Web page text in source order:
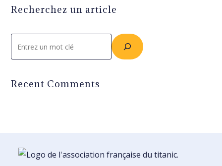
Recherchez un article
Recent Comments